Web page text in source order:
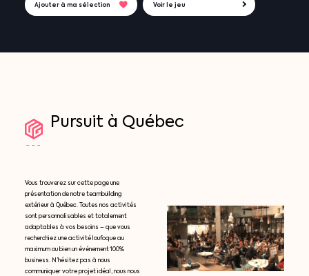
Ajouter à ma sélection Voir le jeu
Pursuit à Québec
Vous trouverez sur cette page une
présentation de notre teambuilding
extérieur à Québec. Toutes nos activités
sont personnalisables et totalement
adaptables à vos besoins – que vous
recherchiez une activité loufoque au
maximum ou bien un événement 100%
business. N’hésitez pas à nous
communiquer votre projet idéal, nous nous